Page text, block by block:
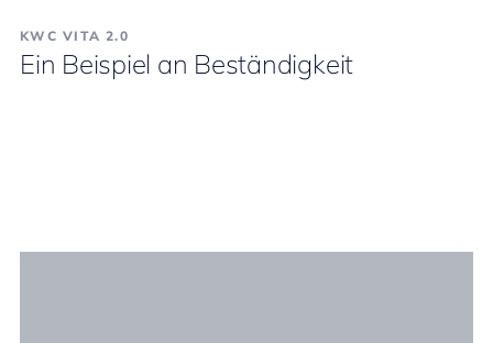
KWC VITA 2.0
Ein Beispiel an Beständigkeit